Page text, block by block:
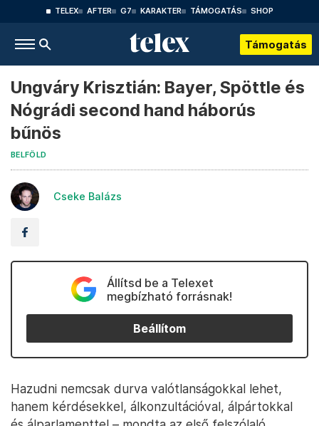
TELEX AFTER G7 KARAKTER TÁMOGATÁS SHOP
Támogatás
Ungváry Krisztián: Bayer, Spöttle és
Nógrádi second hand háborús
bűnös
BELFÖLD
Cseke Balázs
Állítsd be a Telexet
megbízható forrásnak!
Beállítom
Hazudni nemcsak durva valótlanságokkal lehet,
hanem kérdésekkel, álkonzultációval, álpártokkal